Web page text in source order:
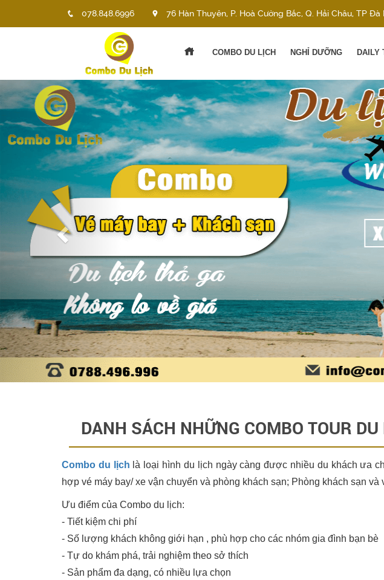
078.848.6996 76 Hàn Thuyên, P. Hoà Cường Bắc, Q. Hải Châu, TP Đà
COMBO DU LỊCH NGHỈ DƯỠNG DAILY
Previous
DANH SÁCH NHỮNG COMBO TOUR
Combo du lịch là loại hình du lịch ngày càng được nhiều du khách ưa
hợp vé máy bay/ xe vận chuyển và phòng khách sạn; Phòng khách sạn
Ưu điểm của Combo du lịch:
- Tiết kiệm chi phí
- Số lượng khách không giới hạn , phù hợp cho các nhóm gia đình bạn bè
- Tự do khám phá, trải nghiệm theo sở thích
- Sản phẩm đa dạng, có nhiều lựa chọn